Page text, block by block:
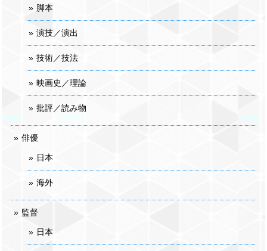
脚本
演技／演出
技術／技法
映画史／理論
批評／読み物
俳優
日本
海外
監督
日本